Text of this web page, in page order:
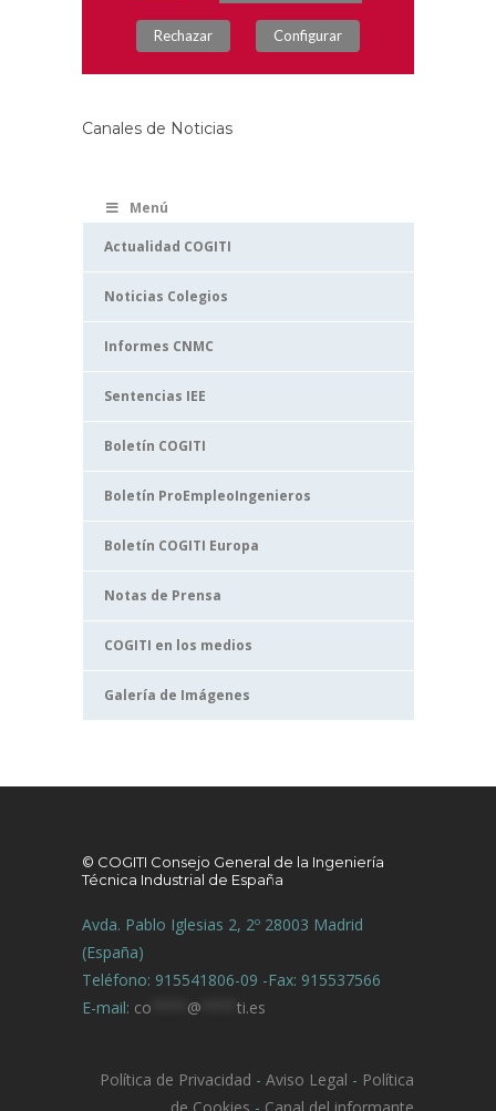
Canales de Noticias
Menú
Actualidad COGITI
Noticias Colegios
Informes CNMC
Sentencias IEE
Boletín COGITI
Boletín ProEmpleoIngenieros
Boletín COGITI Europa
Notas de Prensa
COGITI en los medios
Galería de Imágenes
© COGITI Consejo General de la Ingeniería
Técnica Industrial de España
Avda. Pablo Iglesias 2, 2º 28003 Madrid
(España)
Teléfono: 915541806-09 -Fax: 915537566
E-mail: co @ ti.es
Política de Privacidad - Aviso Legal - Política